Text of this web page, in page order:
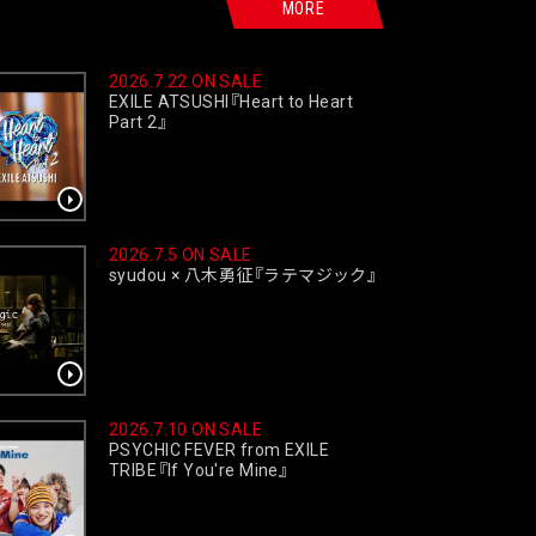
MORE
2026.7.22 ON SALE
EXILE ATSUSHI『Heart to Heart
Part 2 』
2026.7.5 ON SALE
syudou × 八木勇征『ラテマジック 』
2026.7.10 ON SALE
PSYCHIC FEVER from EXILE
TRIBE『If You're Mine 』